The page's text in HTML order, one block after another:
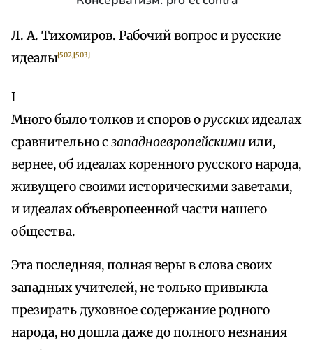
Л. А. Тихомиров. Рабочий вопрос и русские
идеалы[502][503]
I
Много было толков и споров орусскихидеалах
сравнительно сзападноевропейскимиили,
вернее, об идеалах коренного русского народа,
живущего своими историческими заветами,
и идеалах объевропеенной части нашего
общества.
Эта последняя, полная веры в слова своих
западных учителей, не только привыкла
презирать духовное содержание родного
народа, но дошла даже до полного незнания